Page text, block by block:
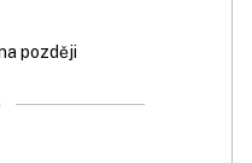
později